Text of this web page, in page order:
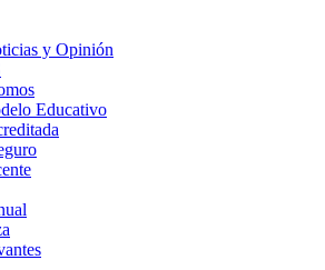
y Opinión
Educativo